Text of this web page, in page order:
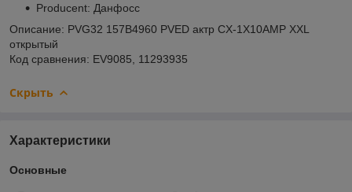
Producent: Данфосс
Описание: PVG32 157B4960 PVED актр CX-1X10AMP XXL
открытый
Код сравнения: EV9085, 11293935
Скрыть
Характеристики
Основные